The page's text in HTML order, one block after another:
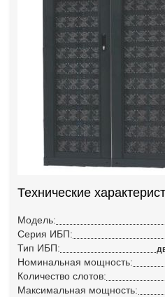
Технические
Модель:
Серия ИБП:
Тип ИБП:
Номинальная мощность:
Количество слотов:
Максимальная мощность: